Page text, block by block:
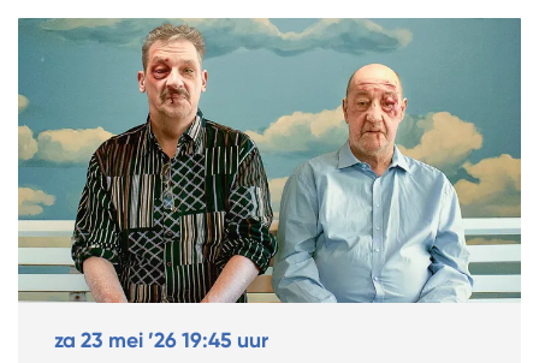
za 23 mei ’2619:45 uur